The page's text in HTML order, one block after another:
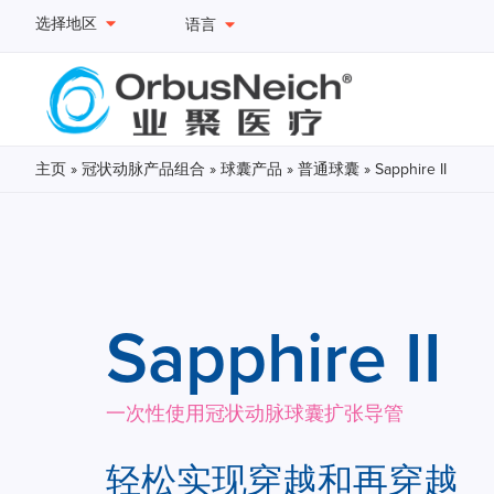
选择地区 语言
主页 » 冠状动脉产品组合 » 球囊产品 » 普通球囊 » Sapphire II
Sapphire II
一次性使用冠状动脉球囊扩张导管
轻松实现穿越和再穿越